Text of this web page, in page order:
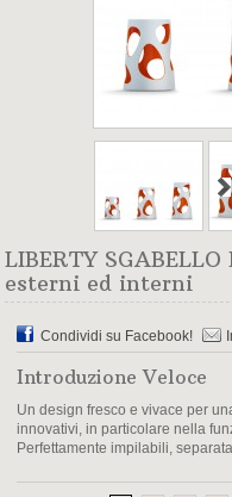
LIBERTY
esterni ed interni
Condividi su Facebook!
Introduzione Veloce
Un design fresco e vivace per
innovativi, in particolare nella
Perfettamente impilabili,